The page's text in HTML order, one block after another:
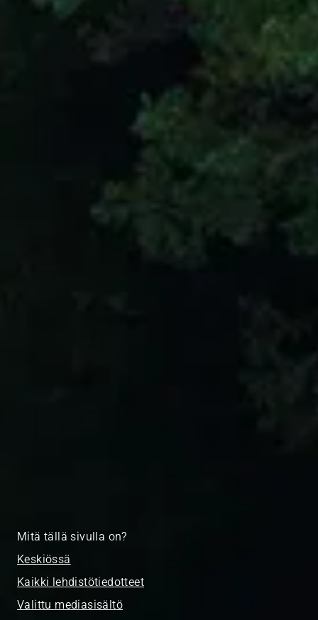
Mitä tällä sivulla on?
Keskiössä
Kaikki lehdistötiedotteet
Valittu mediasisältö